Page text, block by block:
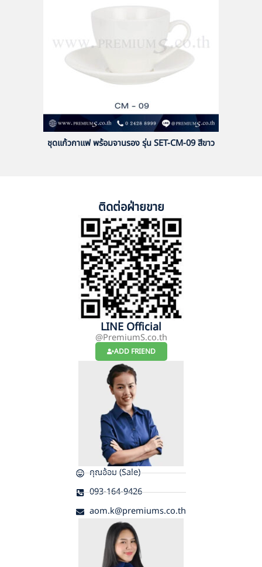
ชุดแก้วกาแฟ พร้อมจานรอง รุ่น SET-CM-09 สีขาว
ติดต่อฝ่ายขาย
LINE Official
@PremiumS.co.th
ADD FRIEND
คุณอ้อม (Sale)
093-164-9426
aom.k@premiums.co.th